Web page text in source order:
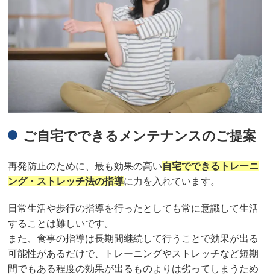
ご自宅でできるメンテナンスのご提案
再発防止のために、最も効果の高い自宅でできるトレーニ
ング・ストレッチ法の指導に力を入れています。
日常生活や歩行の指導を行ったとしても常に意識して生活
することは難しいです。
また、食事の指導は長期間継続して行うことで効果が出る
可能性があるだけで、トレーニングやストレッチなど短期
間でもある程度の効果が出るものよりは劣ってしまうため